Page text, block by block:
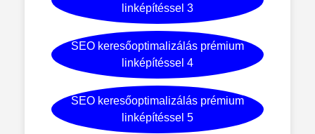
linképítéssel 3
SEO keresőoptimalizálás prémium
linképítéssel 4
SEO keresőoptimalizálás prémium
linképítéssel 5